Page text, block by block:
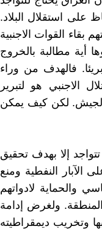
على استقلال البلاد.
بقاء القوات الاجنبية
أية مطالبة بالخروج
فالهدف من وراء
الاجنبي هو لتبرير
لكن كيف يمكن
إلا بهدف تحقيق
الآبار النفطية ومنع
والحماية لادواتهم
المنطقة. ولغرض إدامة
وتخريب ديمقراطيته